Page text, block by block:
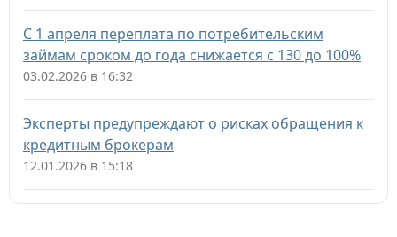
С 1 апреля переплата по потребительским
займам сроком до года снижается с 130 до 100%
03.02.2026 в 16:32
Эксперты предупреждают о рисках обращения к
кредитным брокерам
12.01.2026 в 15:18